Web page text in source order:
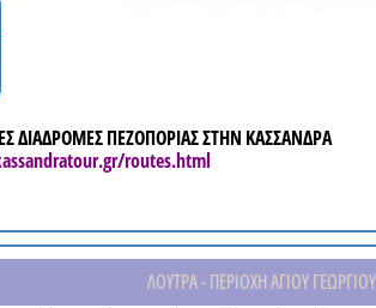
ΔΙΑΔΡΟΜΕΣ ΠΕΖΟΠΟΡΙΑΣ ΣΤΗΝ ΚΑΣΣΑΝΔΡΑ
routes.html
ΛΟΥΤΡΑ - ΠΕΡΙΟΧΗ ΑΓΙΟΥ ΓΕΩΡΓΙΟΥ